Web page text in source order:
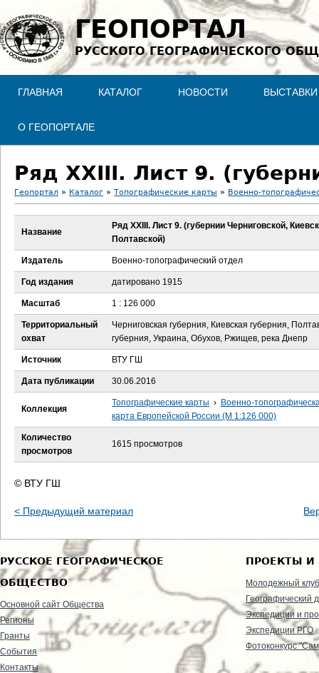
Jump to navigation
ГЕОПОРТАЛ
РУССКОГО ГЕОГРАФИЧЕСКОГО
ГЛАВНАЯ КАТАЛОГ НОВОСТИ ВЫСТАВКИ
О ГЕОПОРТАЛЕ
В
з
д
е
с
ь
Геопортал » Каталог » Топографические карты » Военно-
Название
Ряд XXIII. Лист 9. (губернии Черниговской,
Полтавской)
Издатель Военно-топографический отдел
Год издания датировано 1915
Масштаб 1 : 126 000
Территориальный
охват
Черниговская губерния, Киевская губерния,
губерния, Украина, Обухов, Ржищев, река Днепр
Источник ВТУ ГШ
Дата публикации 30.06.2016
Коллекция
Топографические карты › Военно-
карта Европейской России (М 1:126 000)
Количество
просмотров
1615 просмотров
© ВТУ ГШ
< Предыдущий материал
РУССКОЕ ГЕОГРАФИЧЕСКОЕ
ОБЩЕСТВО
Основной сайт Общества
Регионы
Гранты
События
Контакты
ПРОЕКТЫ И
Молодежный клуб
Географический
Экспедиции и
Экспедиции РГО
Фотоконкурс